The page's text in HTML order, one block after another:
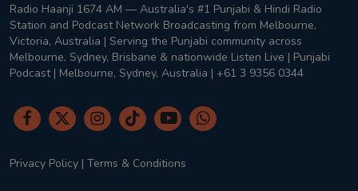
Radio Haanji 1674 AM — Australia's #1 Punjabi & Hindi Radio
Station and Podcast Network Broadcasting from Melbourne,
Victoria, Australia | Serving the Punjabi community across
Melbourne, Sydney, Brisbane & nationwide Listen Live | Punjabi
Podcast | Melbourne, Sydney, Australia | +61 3 9356 0344
Privacy Policy | Terms & Conditions